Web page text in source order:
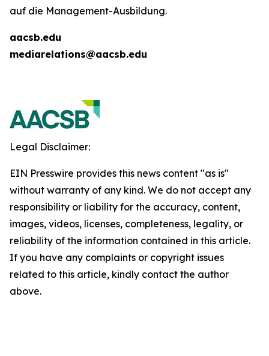
auf die Management-Ausbildung.
aacsb.edu
mediarelations@aacsb.edu
Legal Disclaimer:
EIN Presswire provides this news content "as is"
without warranty of any kind. We do not accept any
responsibility or liability for the accuracy, content,
images, videos, licenses, completeness, legality, or
reliability of the information contained in this article.
If you have any complaints or copyright issues
related to this article, kindly contact the author
above.